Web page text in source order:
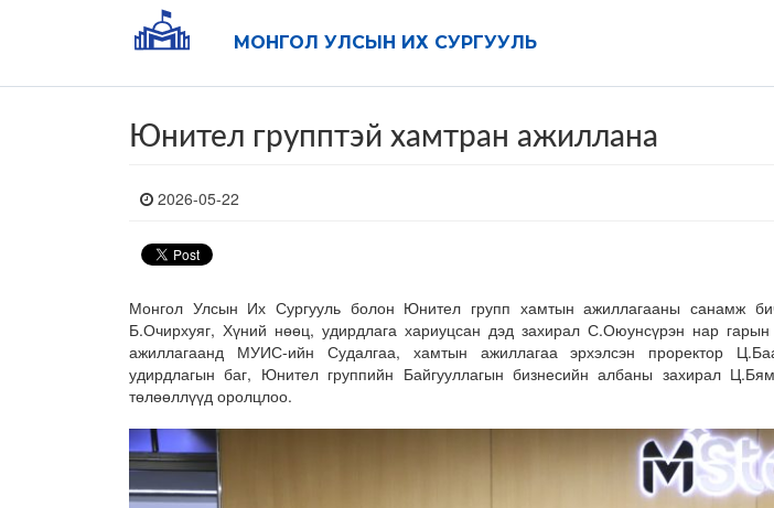
МОНГОЛ УЛСЫН ИХ СУРГУУЛЬ
Юнител групптэй хамтран ажиллана
2026-05-22
Монгол Улсын Их Сургууль болон Юнител групп хамтын ажиллагааны санамж
Б.Очирхуяг, Хүний нөөц, удирдлага хариуцсан дэд захирал С.Оюунсүрэн нар гарын
ажиллагаанд МУИС-ийн Судалгаа, хамтын ажиллагаа эрхэлсэн проректор
удирдлагын баг, Юнител группийн Байгууллагын бизнесийн албаны захирал
төлөөллүүд оролцлоо.